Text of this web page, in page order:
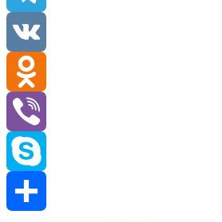
Telegram
VK
Odnoklassniki
Viber
Skype